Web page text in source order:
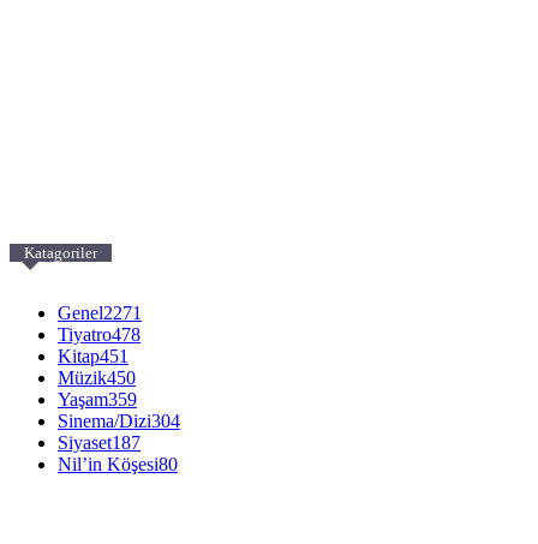
Katagoriler
Genel2271
Tiyatro478
Kitap451
Müzik450
Yaşam359
Sinema/Dizi304
Siyaset187
Nil’in Köşesi80